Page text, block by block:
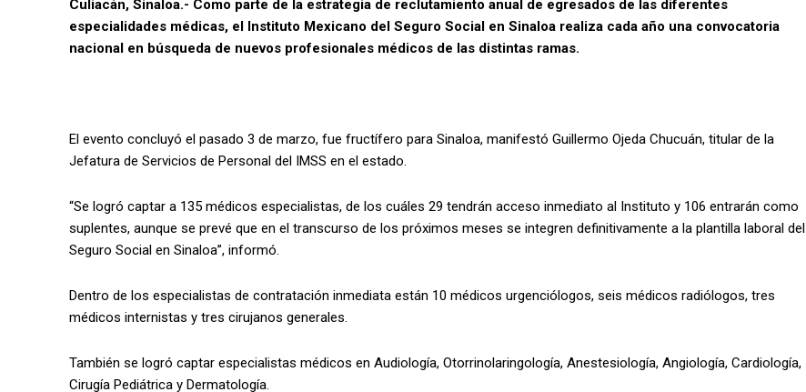
Culiacán, Sinaloa.- Como parte de la estrategia de reclutamiento anual de egresados de las diferentes
especialidades médicas, el Instituto Mexicano del Seguro Social en Sinaloa realiza cada año una convocatoria
nacional en búsqueda de nuevos profesionales médicos de las distintas ramas.
El evento concluyó el pasado 3 de marzo, fue fructífero para Sinaloa, manifestó Guillermo Ojeda Chucuán, titular de la
Jefatura de Servicios de Personal del IMSS en el estado.
“Se logró captar a 135 médicos especialistas, de los cuáles 29 tendrán acceso inmediato al Instituto y 106 entrarán como
suplentes, aunque se prevé que en el transcurso de los próximos meses se integren definitivamente a la plantilla laboral del
Seguro Social en Sinaloa”, informó.
Dentro de los especialistas de contratación inmediata están 10 médicos urgenciólogos, seis médicos radiólogos, tres
médicos internistas y tres cirujanos generales.
También se logró captar especialistas médicos en Audiología, Otorrinolaringología, Anestesiología, Angiología, Cardiología,
Cirugía Pediátrica y Dermatología.